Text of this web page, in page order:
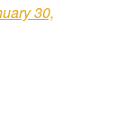
30,